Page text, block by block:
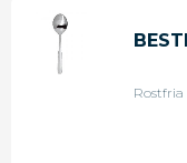
Rostfria